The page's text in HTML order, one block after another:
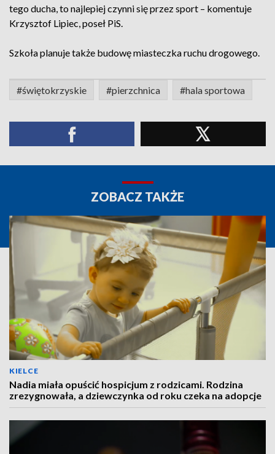
tego ducha, to najlepiej czynni się przez sport – komentuje
Krzysztof Lipiec, poseł PiS.
Szkoła planuje także budowę miasteczka ruchu drogowego.
#świętokrzyskie #pierzchnica #hala sportowa
ZOBACZ TAKŻE
KIELCE
Nadia miała opuścić hospicjum z rodzicami. Rodzina
zrezygnowała, a dziewczynka od roku czeka na adopcje